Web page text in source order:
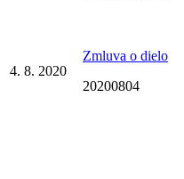
4. 8. 2020
Zmluva o dielo
20200804